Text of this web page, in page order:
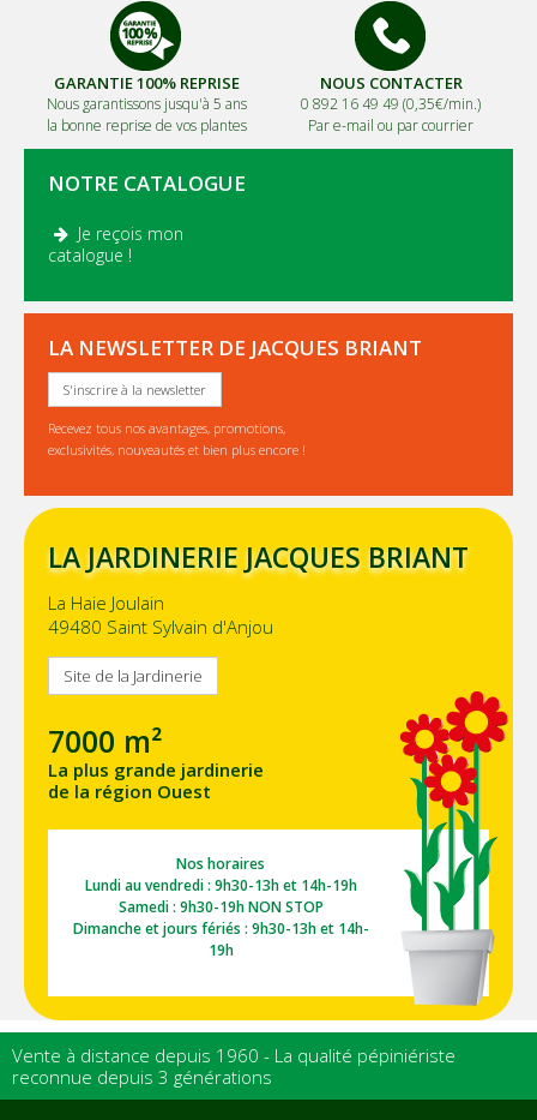
GARANTIE 100% REPRISE
Nous garantissons jusqu'à 5 ans
la bonne reprise de vos plantes
NOUS CONTACTER
0 892 16 49 49 (0,35€/min.)
Par e-mail ou par courrier
NOTRE CATALOGUE
Je reçois mon
catalogue !
LA NEWSLETTER DE JACQUES BRIANT
S'inscrire à la newsletter
Recevez tous nos avantages, promotions,
exclusivités, nouveautés et bien plus encore !
LA JARDINERIE JACQUES BRIANT
La Haie Joulain
49480 Saint Sylvain d'Anjou
Site de la Jardinerie
7000 m²
La plus grande jardinerie
de la région Ouest
Nos horaires
Lundi au vendredi : 9h30-13h et 14h-19h
Samedi : 9h30-19h NON STOP
Dimanche et jours fériés : 9h30-13h et 14h-
19h
Vente à distance depuis 1960 - La qualité pépiniériste
reconnue depuis 3 générations